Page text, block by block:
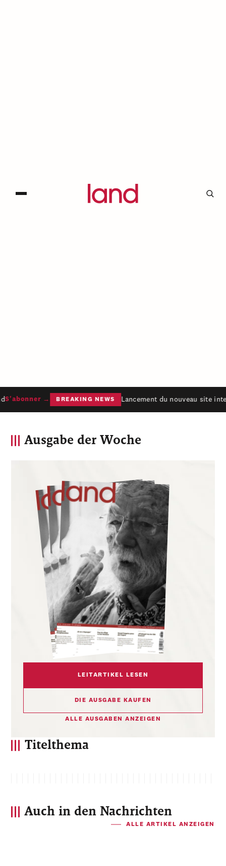
S'abonner → BREAKING NEWS Lancement du nouveau site
Titelthema
Ausgabe der Woche
LEITARTIKEL LESEN
DIE AUSGABE KAUFEN
ALLE AUSGABEN ANZEIGEN
Auch in den Nachrichten
ALLE ARTIKEL ANZEIGEN